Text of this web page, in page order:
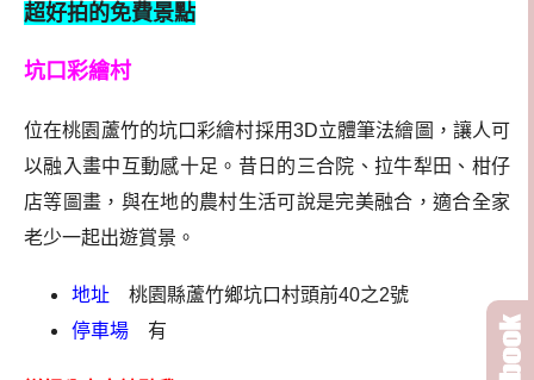
超好拍的免費景點
坑口彩繪村
位在桃園蘆竹的坑口彩繪村採用3D立體筆法繪圖，讓人可
以融入畫中互動感十足。昔日的三合院、拉牛犁田、柑仔
店等圖畫，與在地的農村生活可說是完美融合，適合全家
老少一起出遊賞景。
地址 桃園縣蘆竹鄉坑口村頭前40之2號
停車場 有